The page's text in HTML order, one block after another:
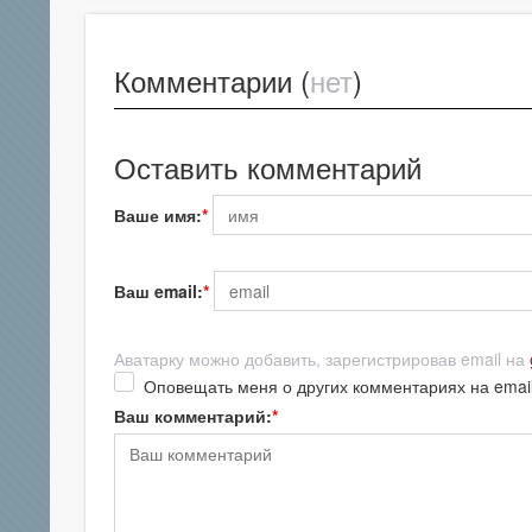
Комментарии (нет)
Оставить комментарий
Ваше имя:
Ваш email:
Аватарку можно добавить, зарегистрировав email на
Оповещать меня о других комментариях на email
Ваш комментарий: